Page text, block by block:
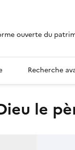
ouverte du
Recherche
le